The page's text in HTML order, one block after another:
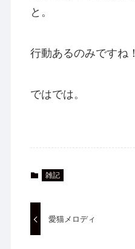
と。
行動あるのみですね！
ではでは。
雑記
愛猫メロディ